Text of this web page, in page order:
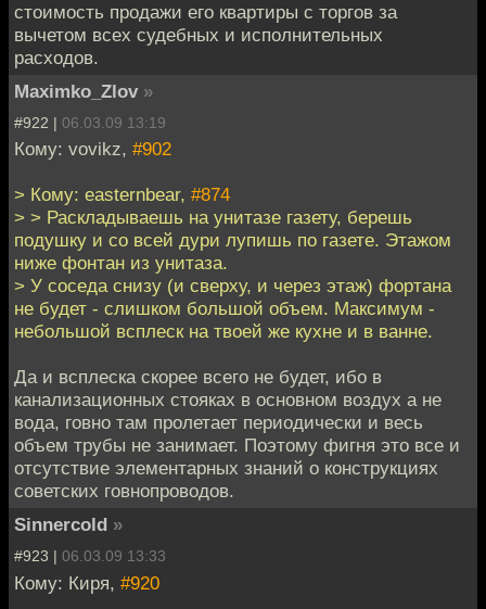
стоимость продажи его квартиры с торгов за
вычетом всех судебных и исполнительных
расходов.
Maximko_Zlov »
#922 | 06.03.09 13:19
Кому: vovikz, #902
> Кому: easternbear, #874
> > Раскладываешь на унитазе газету, берешь
подушку и со всей дури лупишь по газете. Этажом
ниже фонтан из унитаза.
> У соседа снизу (и сверху, и через этаж) фортана
не будет - слишком большой объем. Максимум -
небольшой всплеск на твоей же кухне и в ванне.
Да и всплеска скорее всего не будет, ибо в
канализационных стояках в основном воздух а не
вода, говно там пролетает периодически и весь
объем трубы не занимает. Поэтому фигня это все и
отсутствие элементарных знаний о конструкциях
советских говнопроводов.
Sinnercold »
#923 | 06.03.09 13:33
Кому: Киря, #920